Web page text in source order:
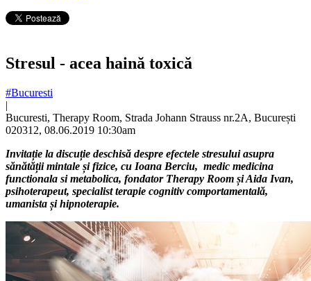
Stresul - acea haină toxică
#Bucuresti
|
Bucuresti, Therapy Room, Strada Johann Strauss nr.2A, București
020312, 08.06.2019 10:30am
Invitație la discuție deschisă despre efectele stresului asupra
sănătății mintale și fizice, cu Ioana Berciu, medic medicina
functionala si metabolica, fondator Therapy Room și Aida Ivan,
psihoterapeut, specialist terapie cognitiv comportamentală,
umanista și hipnoterapie.